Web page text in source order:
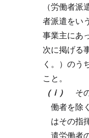
（労働者
者派遣をい
事業主にあ
次に掲げる
く。）のう
こと。
（ｉ） そ
働者を除
はその指
遣労働者